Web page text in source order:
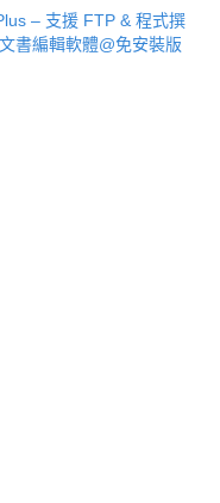
– 支援 FTP & 程式撰
書編輯軟體@免安裝版